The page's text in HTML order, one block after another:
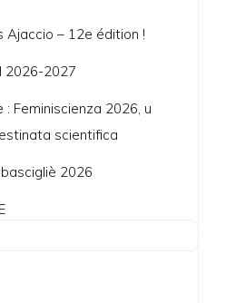
Ajaccio – 12e édition !
2026-2027
Feminiscienza 2026, u
scientifica
2026